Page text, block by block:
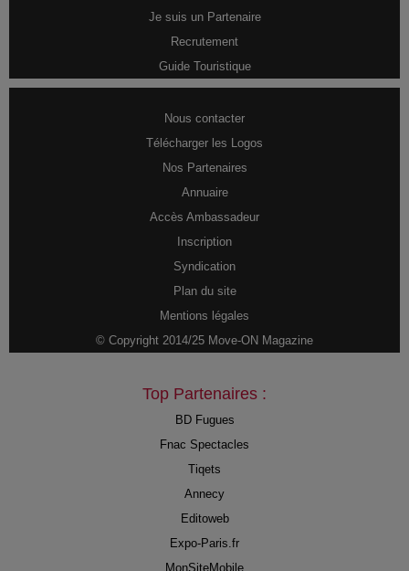
Je suis un Partenaire
Recrutement
Guide Touristique
Nous contacter
Télécharger les Logos
Nos Partenaires
Annuaire
Accès Ambassadeur
Inscription
Syndication
Plan du site
Mentions légales
© Copyright 2014/25 Move-ON Magazine
Top Partenaires :
BD Fugues
Fnac Spectacles
Tiqets
Annecy
Editoweb
Expo-Paris.fr
MonSiteMobile